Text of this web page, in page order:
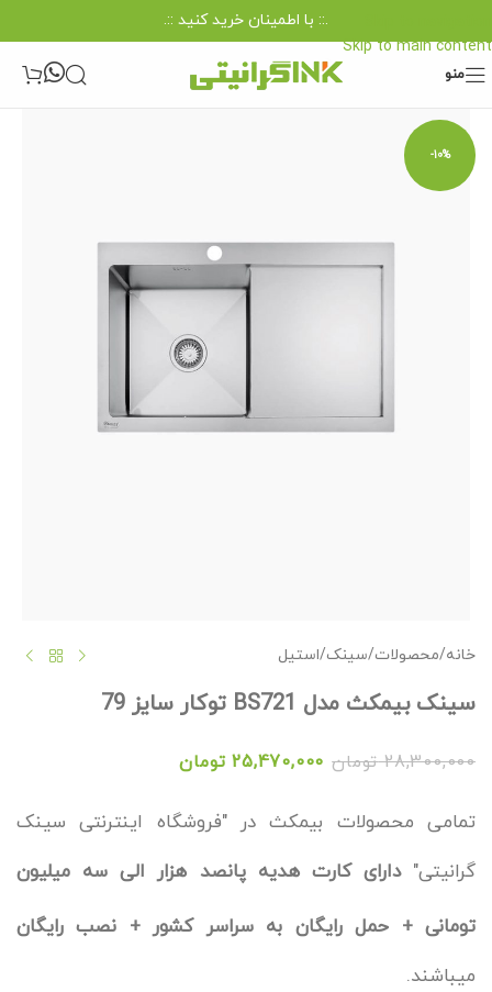
Skip to main content
.:: با اطمینان خرید کنید ::.
منو
-10%
خانه/محصولات/سینک/استیل
سینک بیمکث مدل BS721 توکار سایز 79
28,300,000 تومان 25,470,000 تومان
تمامی محصولات بیمکث در "فروشگاه اینترنتی سینک
گرانیتی"دارای کارت هدیهپانصد هزار الی سه میلیون
تومانی + حمل رایگان به سراسر کشور + نصب رایگان
میباشند.